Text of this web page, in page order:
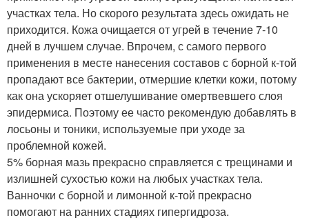
участках тела. Но скорого результата здесь ожидать не
приходится. Кожа очищается от угрей в течение 7-10
дней в лучшем случае. Впрочем, с самого первого
применения в месте нанесения составов с борной к-той
пропадают все бактерии, отмершие клетки кожи, потому
как она ускоряет отшелушивание омертвевшего слоя
эпидермиса. Поэтому ее часто рекомендую добавлять в
лосьоны и тоники, используемые при уходе за
проблемной кожей.
5% борная мазь прекрасно справляется с трещинами и
излишней сухостью кожи на любых участках тела.
Ванночки с борной и лимонной к-той прекрасно
помогают на ранних стадиях гипергидроза.